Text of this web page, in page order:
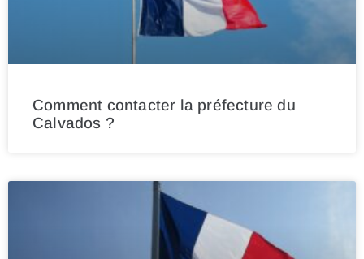
Comment contacter la préfecture du
Calvados ?